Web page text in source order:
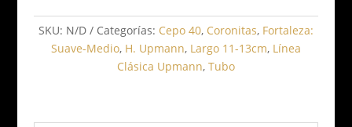
cantidad
SKU: N/D Categorías: Cepo 40, Coronitas, Fortaleza:
Suave-Medio, H. Upmann, Largo 11-13cm, Línea
Clásica Upmann, Tubo